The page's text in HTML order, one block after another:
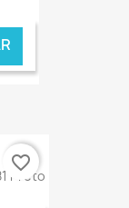
Preto
favorite_border